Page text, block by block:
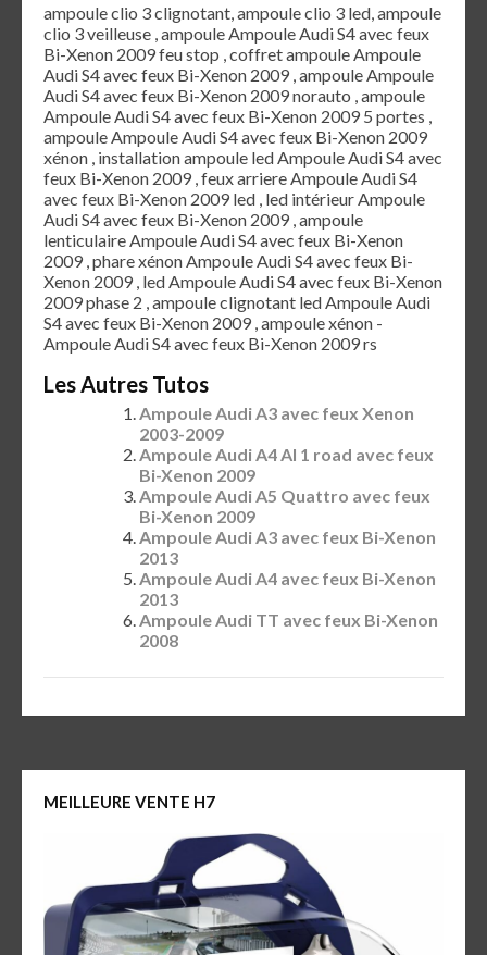
ampoule clio 3 clignotant, ampoule clio 3 led, ampoule
clio 3 veilleuse , ampoule Ampoule Audi S4 avec feux
Bi-Xenon 2009 feu stop , coffret ampoule Ampoule
Audi S4 avec feux Bi-Xenon 2009 , ampoule Ampoule
Audi S4 avec feux Bi-Xenon 2009 norauto , ampoule
Ampoule Audi S4 avec feux Bi-Xenon 2009 5 portes ,
ampoule Ampoule Audi S4 avec feux Bi-Xenon 2009
xénon , installation ampoule led Ampoule Audi S4 avec
feux Bi-Xenon 2009 , feux arriere Ampoule Audi S4
avec feux Bi-Xenon 2009 led , led intérieur Ampoule
Audi S4 avec feux Bi-Xenon 2009 , ampoule
lenticulaire Ampoule Audi S4 avec feux Bi-Xenon
2009 , phare xénon Ampoule Audi S4 avec feux Bi-
Xenon 2009 , led Ampoule Audi S4 avec feux Bi-Xenon
2009 phase 2 , ampoule clignotant led Ampoule Audi
S4 avec feux Bi-Xenon 2009 , ampoule xénon -
Ampoule Audi S4 avec feux Bi-Xenon 2009 rs
Les Autres Tutos
Ampoule Audi A3 avec feux Xenon
2003-2009
Ampoule Audi A4 Al 1 road avec feux
Bi-Xenon 2009
Ampoule Audi A5 Quattro avec feux
Bi-Xenon 2009
Ampoule Audi A3 avec feux Bi-Xenon
2013
Ampoule Audi A4 avec feux Bi-Xenon
2013
Ampoule Audi TT avec feux Bi-Xenon
2008
MEILLEURE VENTE H7